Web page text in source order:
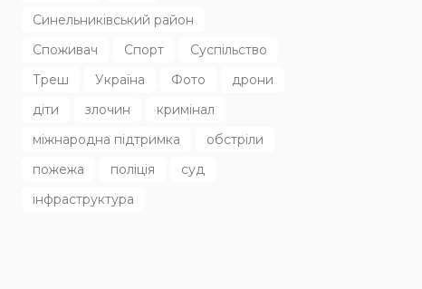
Синельниківський район
Споживач
Спорт
Суспільство
Треш
Україна Фото
дрони
діти
злочин
кримінал
міжнародна підтримка
обстріли
пожежа
поліція
суд
інфраструктура